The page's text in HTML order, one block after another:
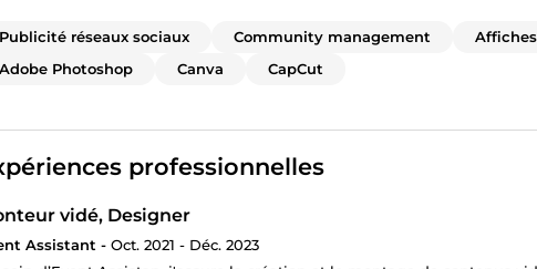
Publicité réseaux sociaux Community management
Adobe Photoshop
Canva CapCut
professionnelles
vidé, Designer
Assistant - Oct. 2021 - Déc. 2023